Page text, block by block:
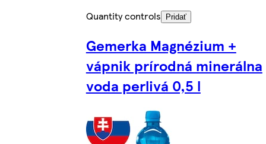
Quantity controls
Pridať
Gemerka Magnézium +
vápnik prírodná minerálna
voda perlivá 0,5 l